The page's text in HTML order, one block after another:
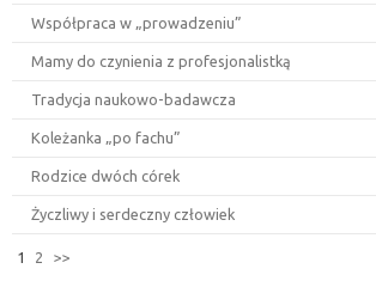
Współpraca w „prowadzeniu”
Mamy do czynienia z profesjonalistką
Tradycja naukowo-badawcza
Koleżanka „po fachu”
Rodzice dwóch córek
Życzliwy i serdeczny człowiek
1 2 >>